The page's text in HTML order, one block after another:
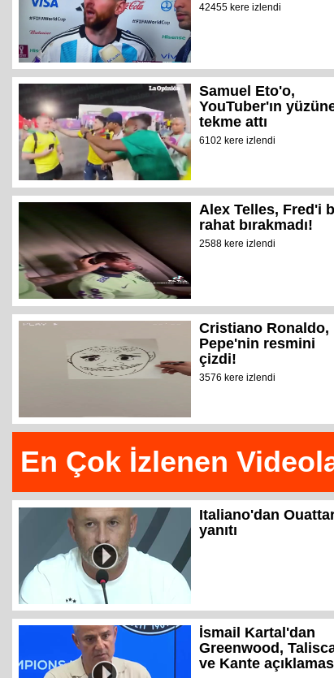
42455 kere izlendi
Samuel Eto'o,
YouTuber'ın
tekme attı
6102 kere izlendi
Alex Telles, Fred'i
rahat bırakmadı!
2588 kere izlendi
Cristiano Ronaldo,
Pepe'nin resmini
çizdi!
3576 kere izlendi
En Çok İzlenen
Italiano'dan
yanıtı
İsmail Kartal'dan
Greenwood,
ve Kante